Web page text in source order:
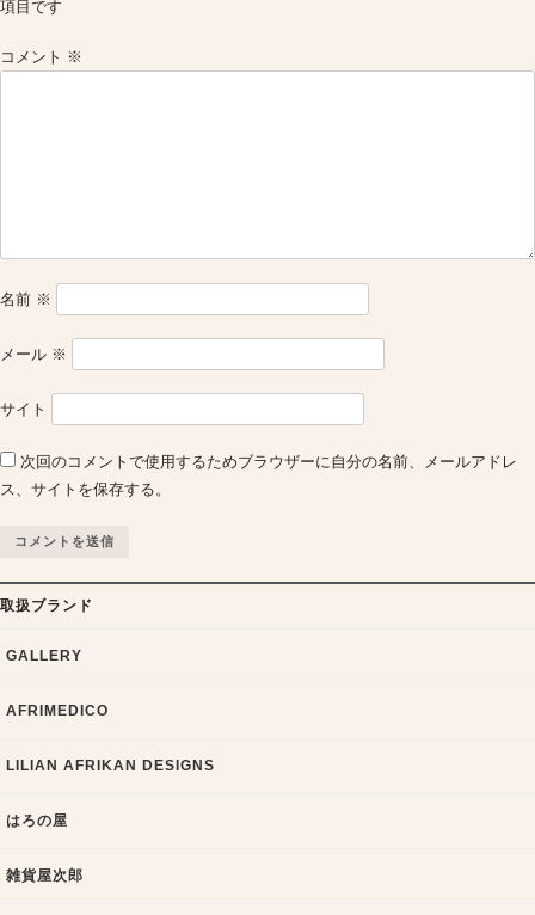
項目です
コメント ※
名前 ※
メール ※
サイト
次回のコメントで使用するためブラウザーに自分の名前、メールアドレ
ス、サイトを保存する。
取扱ブランド
GALLERY
AFRIMEDICO
LILIAN AFRIKAN DESIGNS
はろの屋
雑貨屋次郎